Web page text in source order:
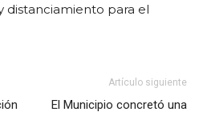
distanciamiento para el
Artículo siguiente
El Municipio concretó una